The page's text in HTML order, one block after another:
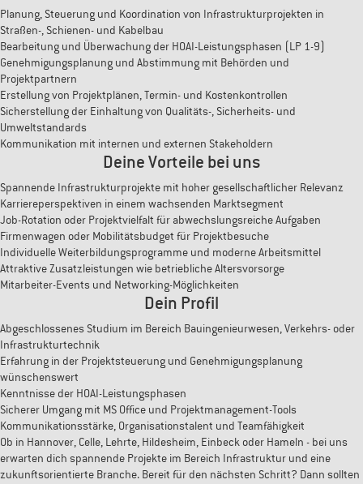
Planung, Steuerung und Koordination von Infrastrukturprojekten in
Straßen-, Schienen- und Kabelbau
Bearbeitung und Überwachung der HOAI-Leistungsphasen (LP 1-9)
Genehmigungsplanung und Abstimmung mit Behörden und
Projektpartnern
Erstellung von Projektplänen, Termin- und Kostenkontrollen
Sicherstellung der Einhaltung von Qualitäts-, Sicherheits- und
Umweltstandards
Kommunikation mit internen und externen Stakeholdern
Deine Vorteile bei uns
Spannende Infrastrukturprojekte mit hoher gesellschaftlicher Relevanz
Karriereperspektiven in einem wachsenden Marktsegment
Job-Rotation oder Projektvielfalt für abwechslungsreiche Aufgaben
Firmenwagen oder Mobilitätsbudget für Projektbesuche
Individuelle Weiterbildungsprogramme und moderne Arbeitsmittel
Attraktive Zusatzleistungen wie betriebliche Altersvorsorge
Mitarbeiter-Events und Networking-Möglichkeiten
Dein Profil
Abgeschlossenes Studium im Bereich Bauingenieurwesen, Verkehrs- oder
Infrastrukturtechnik
Erfahrung in der Projektsteuerung und Genehmigungsplanung
wünschenswert
Kenntnisse der HOAI-Leistungsphasen
Sicherer Umgang mit MS Office und Projektmanagement-Tools
Kommunikationsstärke, Organisationstalent und Teamfähigkeit
Ob in Hannover, Celle, Lehrte, Hildesheim, Einbeck oder Hameln - bei uns
erwarten dich spannende Projekte im Bereich Infrastruktur und eine
zukunftsorientierte Branche. Bereit für den nächsten Schritt? Dann sollten